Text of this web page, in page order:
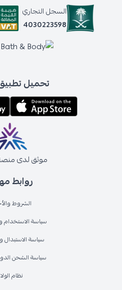
روابط
الشروط
سياسة
سياسة الاستبدال
سياسة الشحن
نظام
السجل التجاري
4030223598
تحميل
موثق لدى